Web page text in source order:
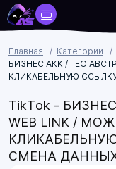
Главная Категории
БИЗНЕС АКК / ГЕО
КЛИКАБЕЛЬНУЮ
TikTok -
WEB LINK /
СМЕНА